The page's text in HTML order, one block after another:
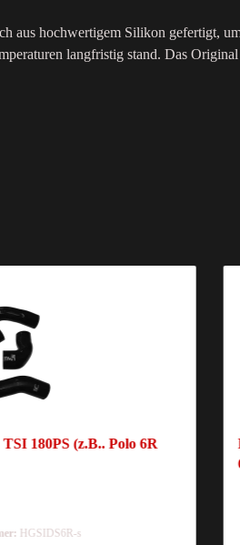
aus hochwertigem Silikon gefertigt,
langfristig stand. Das
180PS (z.B.. Polo 6R
HGSIDS6R-s